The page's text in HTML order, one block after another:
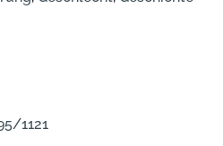
1121